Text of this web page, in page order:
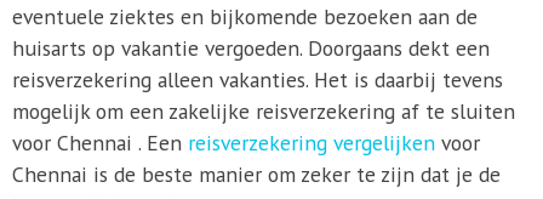
eventuele ziektes en bijkomende bezoeken aan de
huisarts op vakantie vergoeden. Doorgaans dekt een
reisverzekering alleen vakanties. Het is daarbij tevens
mogelijk om een zakelijke reisverzekering af te sluiten
voor Chennai . Een reisverzekering vergelijkenvoor
Chennai is de beste manier om zeker te zijn dat je de